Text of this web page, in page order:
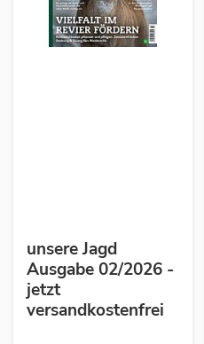
unsere Jagd
Ausgabe 02/2026 -
jetzt
versandkostenfrei